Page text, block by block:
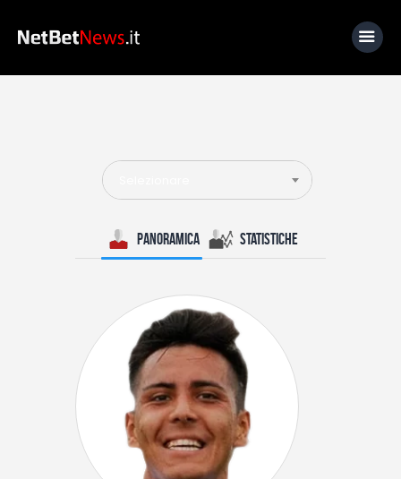
News
Calcio
Basket
Tennis
Lo Sapevi Che
Fantacalcio
I consigli di Giulia
Serie A
Panoramica Statistiche